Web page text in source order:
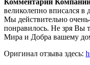
великолепно вписался в
Мы действительно
понравилось. Не зря Вы
Мира и Добра вашему
Оригинал отзыва здесь: